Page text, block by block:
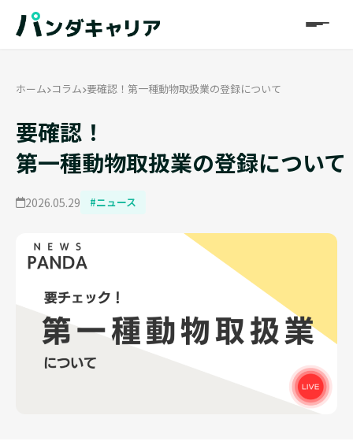
ホーム コラム 要確認！第一種動物取扱業の登録について
要確認！
第一種動物取扱業の登録について
2026.05.29 #ニュース